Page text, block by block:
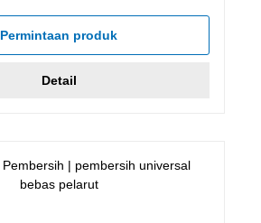
Permintaan produk
Detail